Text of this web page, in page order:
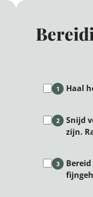
1 Haal
2
Snijd
zijn.
3